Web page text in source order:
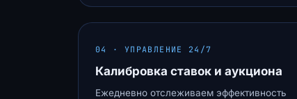
04 · УПРАВЛЕНИЕ 24/7
Калибровка ставок и аукциона
Ежедневно отслеживаем эффективность